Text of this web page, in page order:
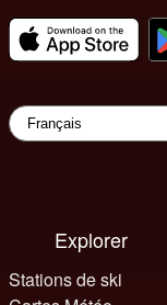
Explorer
Stations de ski